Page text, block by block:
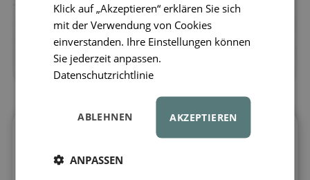
Entfesseln Sie kreative Möglichkeiten mit
dem CONNETIX® Pastel Mega Pack!
Klick auf „Akzeptieren“ erklären Sie sich
mit der Verwendung von Cookies
einverstanden. Ihre Einstellungen können
Sie jederzeit anpassen.
Datenschutzrichtlinie
AKZEPTIEREN
ABLEHNEN
ANPASSEN